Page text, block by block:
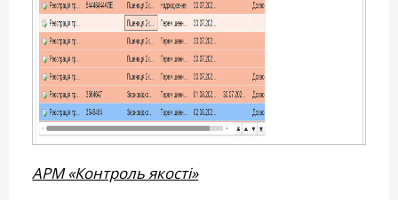
АРМ «Контроль якості»